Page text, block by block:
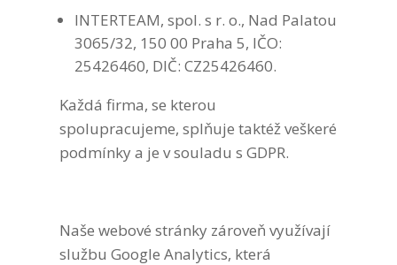
INTERTEAM, spol. s r. o., Nad Palatou
3065/32, 150 00 Praha 5, IČO:
25426460, DIČ: CZ25426460.
Každá firma, se kterou
spolupracujeme, splňuje taktéž veškeré
podmínky a je v souladu s GDPR.
Naše webové stránky zároveň využívají
službu Google Analytics, která